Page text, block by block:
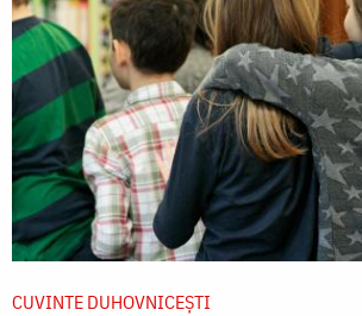
CUVINTE DUHOVNICEȘTI